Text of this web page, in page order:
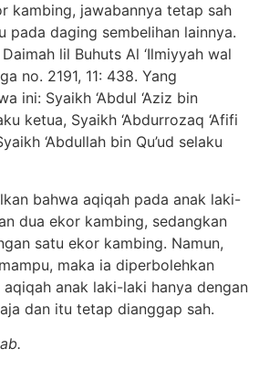
kambing, jawabannya tetap sah
pada daging sembelihan lainnya.
lil Buhuts Al ‘Ilmiyyah wal
no. 2191, 11: 438. Yang
ini: Syaikh ‘Abdul ‘Aziz bin
ketua, Syaikh ‘Abdurrozaq ‘Afifi
‘Abdullah bin Qu’ud selaku
bahwa aqiqah pada anak laki-
dua ekor kambing, sedangkan
satu ekor kambing. Namun,
maka ia diperbolehkan
anak laki-laki hanya dengan
dan itu tetap dianggap sah.